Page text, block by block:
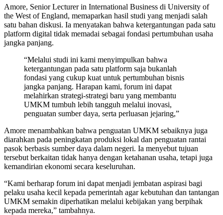
Amore, Senior Lecturer in International Business di University of
the West of England, memaparkan hasil studi yang menjadi salah
satu bahan diskusi. Ia menyatakan bahwa ketergantungan pada satu
platform digital tidak memadai sebagai fondasi pertumbuhan usaha
jangka panjang.
“Melalui studi ini kami menyimpulkan bahwa
ketergantungan pada satu platform saja bukanlah
fondasi yang cukup kuat untuk pertumbuhan bisnis
jangka panjang. Harapan kami, forum ini dapat
melahirkan strategi-strategi baru yang membantu
UMKM tumbuh lebih tangguh melalui inovasi,
penguatan sumber daya, serta perluasan jejaring,”
Amore menambahkan bahwa penguatan UMKM sebaiknya juga
diarahkan pada peningkatan produksi lokal dan penguatan rantai
pasok berbasis sumber daya dalam negeri. Ia menyebut tujuan
tersebut berkaitan tidak hanya dengan ketahanan usaha, tetapi juga
kemandirian ekonomi secara keseluruhan.
“Kami berharap forum ini dapat menjadi jembatan aspirasi bagi
pelaku usaha kecil kepada pemerintah agar kebutuhan dan tantangan
UMKM semakin diperhatikan melalui kebijakan yang berpihak
kepada mereka,” tambahnya.